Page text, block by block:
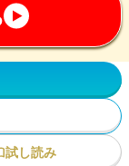
試し読み